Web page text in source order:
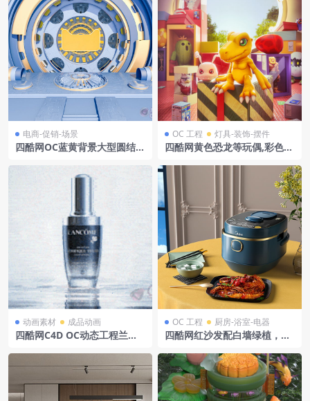
电商-促销-场景
四酷网OC蓝黄背景大型圆结构
程
OC 工程 灯具-装饰-摆件
四酷网黄色恐龙等玩偶,彩色包
动画素材 成品动画
四酷网C4D OC动态工程兰蔻
OC 工程 厨房-浴室-电器
四酷网红沙发配白墙绿植，还